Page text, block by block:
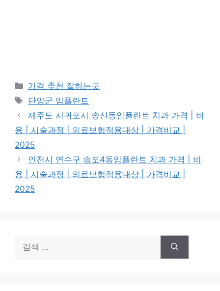
카
테
리
가격 추천 잘하는곳
태
그
단양군 임플란트
제주도 서귀포시 송산동임플란트 치과 가격 | 비
용 | 시술과정 | 의료보험적용대상 | 가격비교 |
2025
인천시 연수구 송도4동임플란트 치과 가격 | 비
용 | 시술과정 | 의료보험적용대상 | 가격비교 |
2025
색: